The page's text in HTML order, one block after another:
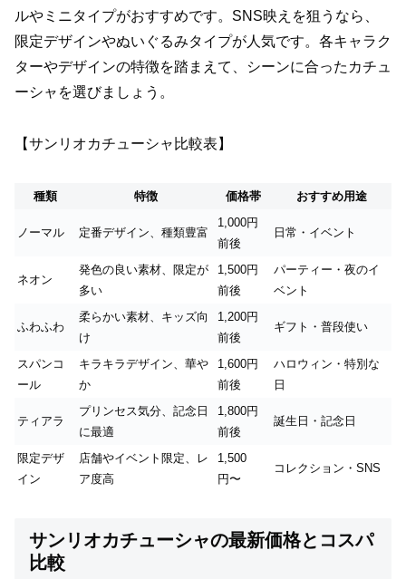
ルやミニタイプがおすすめです。SNS映えを狙うなら、
限定デザインやぬいぐるみタイプが人気です。各キャラク
ターやデザインの特徴を踏まえて、シーンに合ったカチュ
ーシャを選びましょう。
【サンリオカチューシャ比較表】
種類 特徴 価格帯 おすすめ用途
ノーマル 定番デザイン、種類豊富
1,000円
前後
日常・イベント
ネオン
発色の良い素材、限定が
多い
1,500円
前後
パーティー・夜のイ
ベント
ふわふわ
柔らかい素材、キッズ向
け
1,200円
前後
ギフト・普段使い
スパンコ
ール
キラキラデザイン、華や
か
1,600円
前後
ハロウィン・特別な
日
ティアラ
プリンセス気分、記念日
に最適
1,800円
前後
誕生日・記念日
限定デザ
イン
店舗やイベント限定、レ
ア度高
1,500
円〜
コレクション・SNS
サンリオカチューシャの最新価格とコスパ
比較